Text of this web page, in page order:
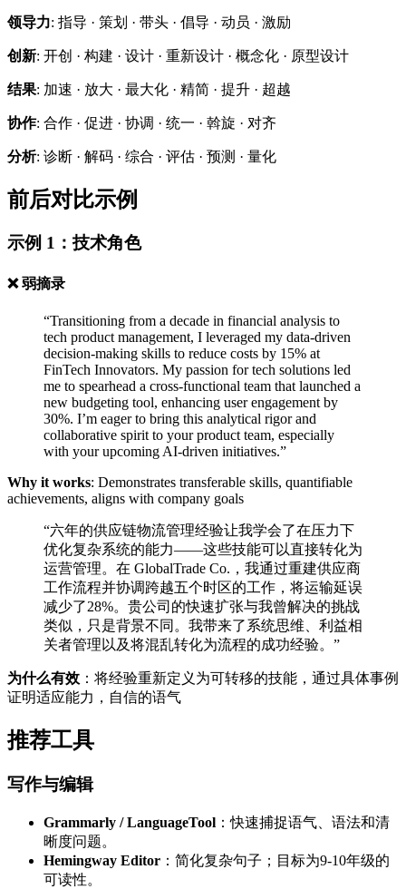
领导力: 指导 · 策划 · 带头 · 倡导 · 动员 · 激励
创新: 开创 · 构建 · 设计 · 重新设计 · 概念化 · 原型设计
结果: 加速 · 放大 · 最大化 · 精简 · 提升 · 超越
协作: 合作 · 促进 · 协调 · 统一 · 斡旋 · 对齐
分析: 诊断 · 解码 · 综合 · 评估 · 预测 · 量化
前后对比示例
示例 1：技术角色
❌ 弱摘录
“Transitioning from a decade in financial analysis to
tech product management, I leveraged my data-driven
decision-making skills to reduce costs by 15% at
FinTech Innovators. My passion for tech solutions led
me to spearhead a cross-functional team that launched a
new budgeting tool, enhancing user engagement by
30%. I’m eager to bring this analytical rigor and
collaborative spirit to your product team, especially
with your upcoming AI-driven initiatives.”
Why it works: Demonstrates transferable skills, quantifiable
achievements, aligns with company goals
“六年的供应链物流管理经验让我学会了在压力下
优化复杂系统的能力——这些技能可以直接转化为
运营管理。在 GlobalTrade Co.，我通过重建供应商
工作流程并协调跨越五个时区的工作，将运输延误
减少了28%。贵公司的快速扩张与我曾解决的挑战
类似，只是背景不同。我带来了系统思维、利益相
关者管理以及将混乱转化为流程的成功经验。”
为什么有效 ：将经验重新定义为可转移的技能，通过具体事例
证明适应能力，自信的语气
推荐工具
写作与编辑
Grammarly / LanguageTool ：快速捕捉语气、语法和清
晰度问题。
Hemingway Editor ：简化复杂句子；目标为9-10年级的
可读性。